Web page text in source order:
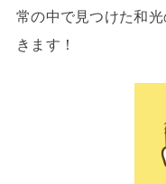
常の中で見つけた和
きます！